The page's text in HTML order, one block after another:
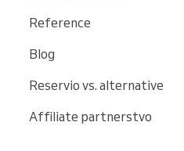
Reference
Blog
Reservio vs. alternative
Affiliate partnerstvo